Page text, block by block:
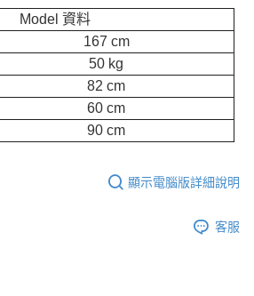
Model 資料
167 cm
50 kg
82 cm
60 cm
90 cm
顯示電腦版詳細說明
客服